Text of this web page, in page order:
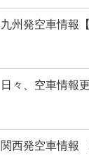
九州発空車情報
日々、空車情報
関西発空車情報